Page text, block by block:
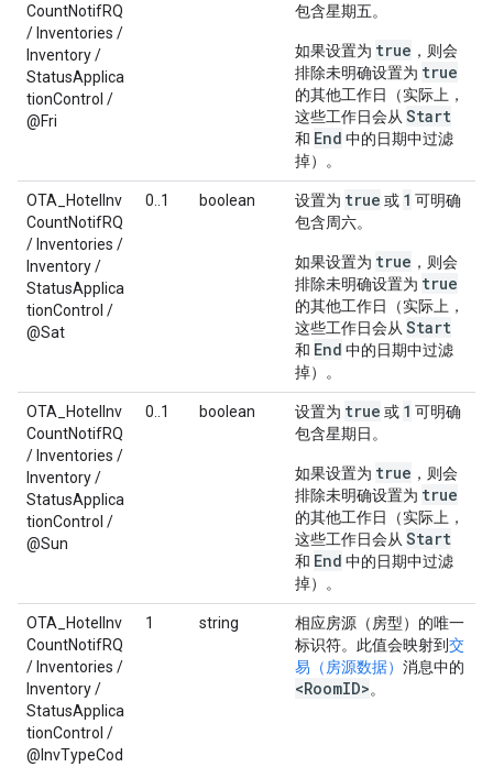
CountNotifRQ
/ Inventories /
Inventory /
StatusApplica
tionControl /
@Fri
包含星期五。
如果设置为 true ，则会
排除未明确设置为 true
的其他工作日（实际上，
这些工作日会从 Start
和 End 中的日期中过滤
掉）。
OTA_HotelInv
CountNotifRQ
/ Inventories /
Inventory /
StatusApplica
tionControl /
@Sat
0..1 boolean 设置为 true 或 1 可明确
包含周六。
如果设置为 true ，则会
排除未明确设置为 true
的其他工作日（实际上，
这些工作日会从 Start
和 End 中的日期中过滤
掉）。
OTA_HotelInv
CountNotifRQ
/ Inventories /
Inventory /
StatusApplica
tionControl /
@Sun
0..1 boolean 设置为 true 或 1 可明确
包含星期日。
如果设置为 true ，则会
排除未明确设置为 true
的其他工作日（实际上，
这些工作日会从 Start
和 End 中的日期中过滤
掉）。
OTA_HotelInv
CountNotifRQ
/ Inventories /
Inventory /
StatusApplica
tionControl /
@InvTypeCod
1 string
相应房源（房型）的唯一
标识符。此值会映射到交
易（房源数据） 消息中的
<RoomID>。